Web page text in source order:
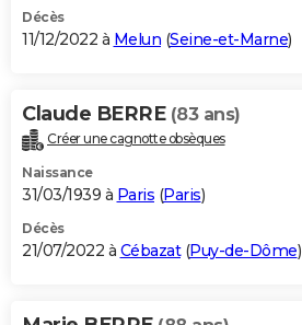
Décès
11/12/2022 à Melun (Seine-et-Marne)
Claude BERRE (83 ans)
Créer une cagnotte obsèques
Naissance
31/03/1939 à Paris (Paris)
Décès
21/07/2022 à Cébazat(Puy-de-Dôme)